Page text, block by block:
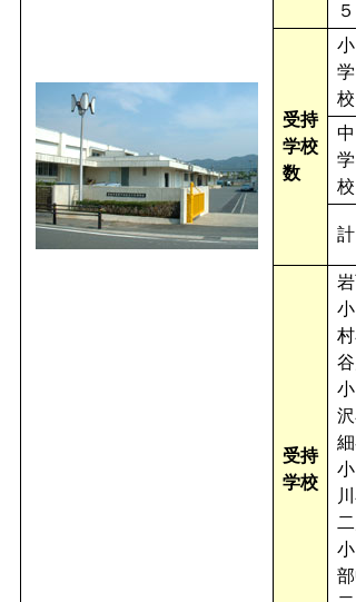
受持
学校
数
小
学
校
中
学
校
計
受持
学校
岩
小
村
谷
小
沢
細
小
小
部